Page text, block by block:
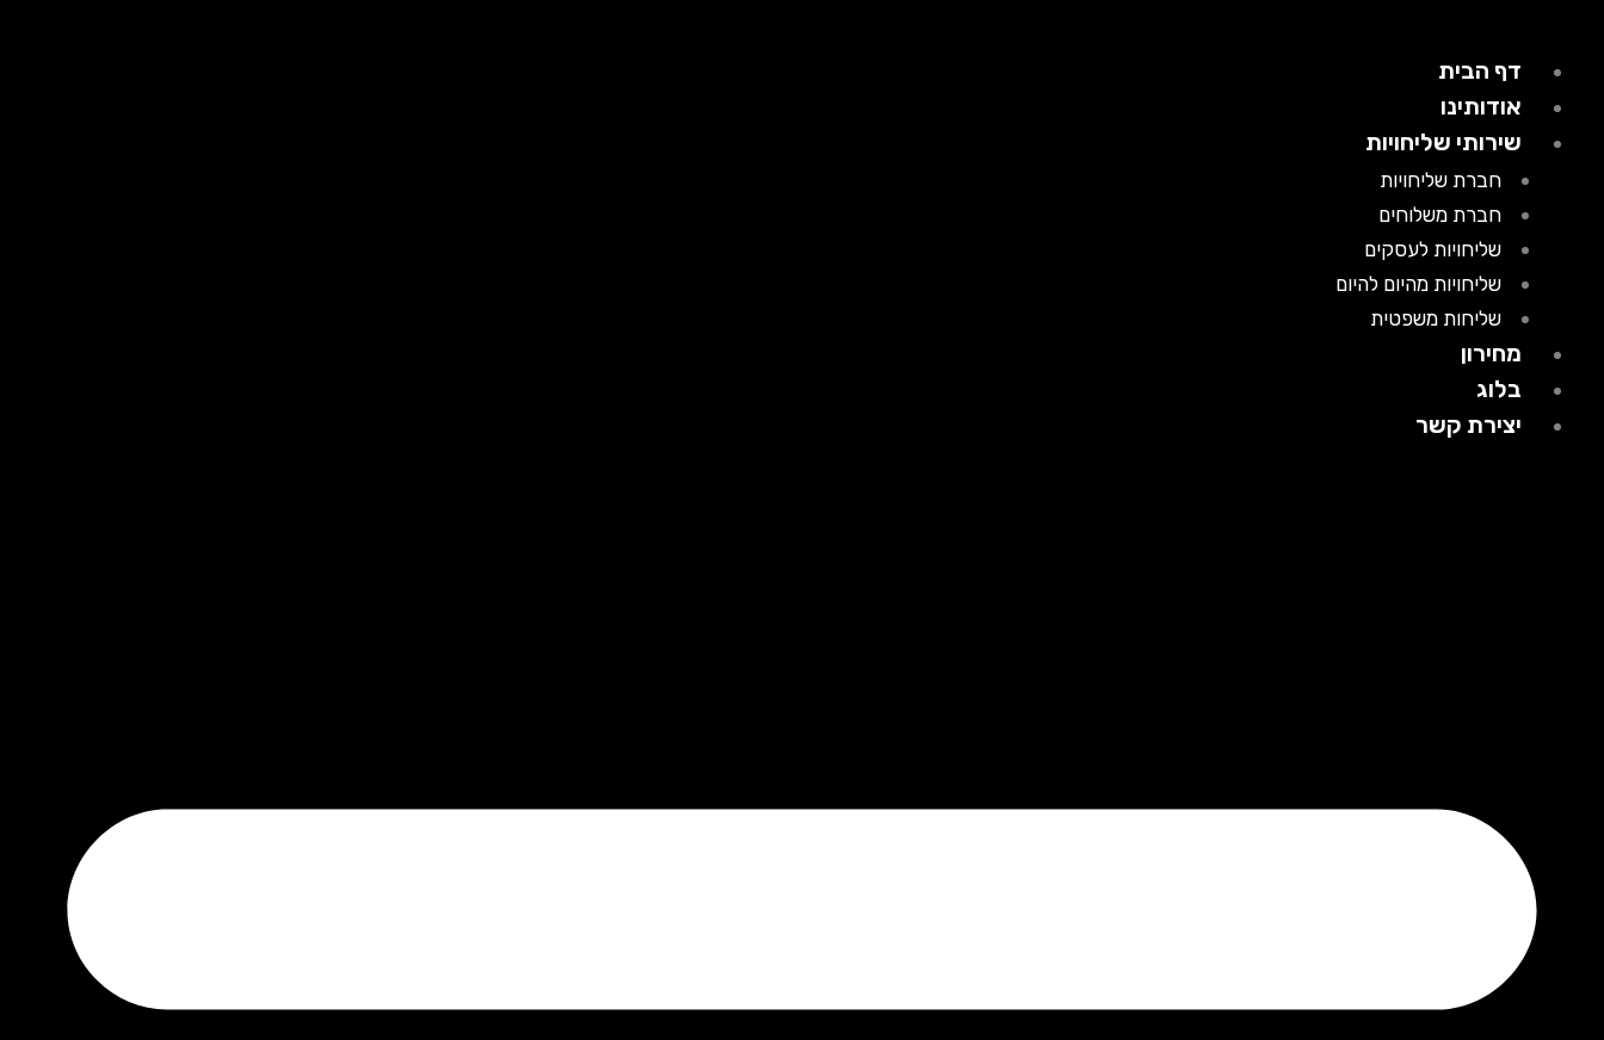
דף הבית
אודותינו
שירותי שליחויות
חברת שליחויות
חברת משלוחים
שליחויות לעסקים
שליחויות מהיום להיום
שליחות משפטית
מחירון
בלוג
יצירת קשר